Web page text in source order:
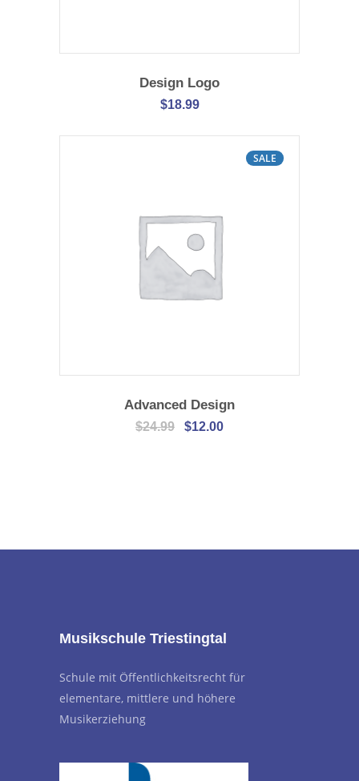
Design Logo
$18.99
SALE
Advanced Design
$24.99
Ursprünglicher
$12.00Aktueller
Musikschule Triestingtal
Schule mit Öffentlichkeitsrecht für
elementare, mittlere und höhere
Musikerziehung